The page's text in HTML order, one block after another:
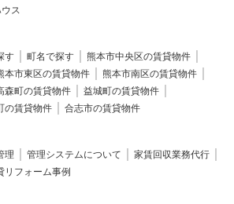
ス
す 町名で探す
熊本市中央区の賃貸物件
本市東区の賃貸物件
熊本市南区の賃貸物件
森町の賃貸物件
益城町の賃貸物件
の賃貸物件 合志市の賃貸物件
理 管理システムについて
家賃回収業務代行
リフォーム事例